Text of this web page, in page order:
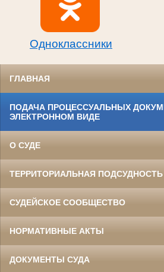
Одноклассники
ГЛАВНАЯ
ПОДАЧА ПРОЦЕССУАЛЬНЫХ
ЭЛЕКТРОННОМ ВИДЕ
О СУДЕ
ТЕРРИТОРИАЛЬНАЯ ПОДСУДНОСТЬ
СУДЕЙСКОЕ СООБЩЕСТВО
НОРМАТИВНЫЕ АКТЫ
ДОКУМЕНТЫ СУДА